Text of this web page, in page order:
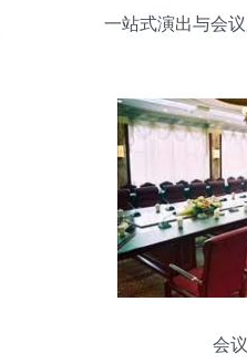
一站式演出与会
会